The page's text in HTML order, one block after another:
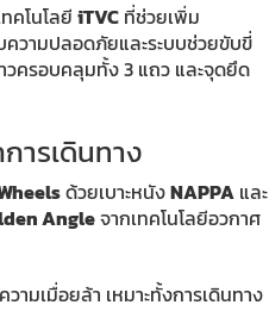
ทคโนโลยี iTVC ที่ช่วยเพิ่ม
วามปลอดภัยและระบบช่วยขับขี่
ครอบคลุมทั้ง 3 แถว และจุดยึด
ารเดินทาง
ด้วยเบาะหนังNAPPA และ
Angleจากเทคโนโลยีอวกาศ
ามเมื่อยล้า เหมาะทั้งการเดินทาง